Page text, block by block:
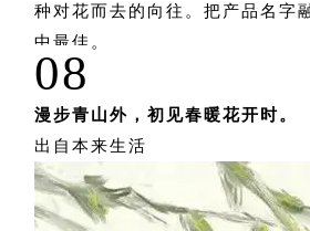
种对花而去的向往。把产品名字
中最佳。
08
漫步青山外，初见春暖花开时。
出自本来生活